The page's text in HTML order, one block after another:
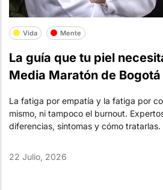
Vida Mente
La guía que tu piel
Media Maratón de Bogotá
La fatiga por empatía y la fatiga por
mismo, ni tampoco el burnout.
diferencias, síntomas y cómo tratarlas.
22 Julio, 2026